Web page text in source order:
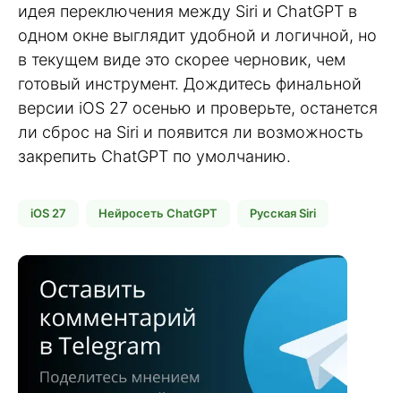
идея переключения между Siri и ChatGPT в
одном окне выглядит удобной и логичной, но
в текущем виде это скорее черновик, чем
готовый инструмент. Дождитесь финальной
версии iOS 27 осенью и проверьте, останется
ли сброс на Siri и появится ли возможность
закрепить ChatGPT по умолчанию.
iOS 27 Нейросеть ChatGPT Русская Siri